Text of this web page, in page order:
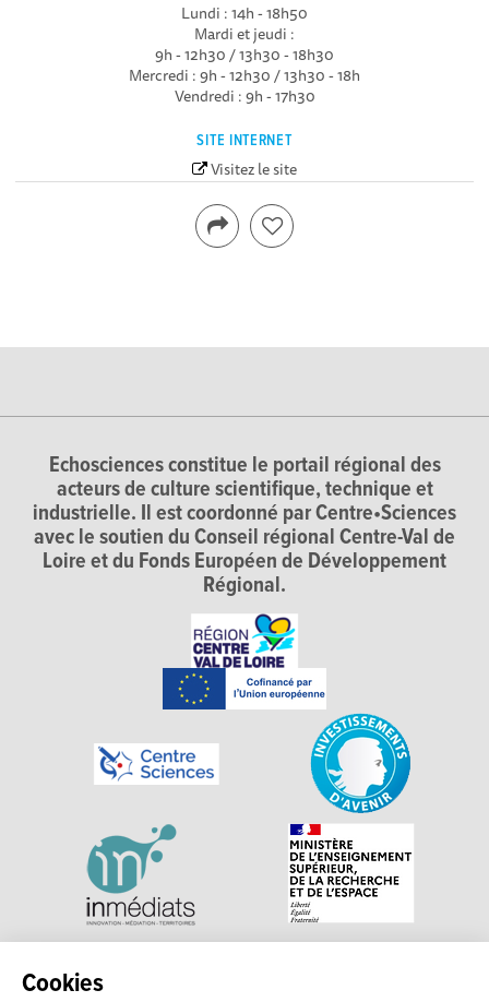
Cookies
Lundi : 14h - 18h50
Mardi et jeudi :
9h - 12h30 / 13h30 - 18h30
Mercredi : 9h - 12h30 / 13h30 - 18h
Vendredi : 9h - 17h30
SITE INTERNET
Visitez le site
Echosciences constitue le portail régional des
acteurs de culture scientifique, technique et
industrielle. Il est coordonné par Centre•Sciences
avec le soutien du Conseil régional Centre-Val de
Loire et du Fonds Européen de Développement
Régional.
Explorer, s’exprimer, rentrer en contact : Echosciences